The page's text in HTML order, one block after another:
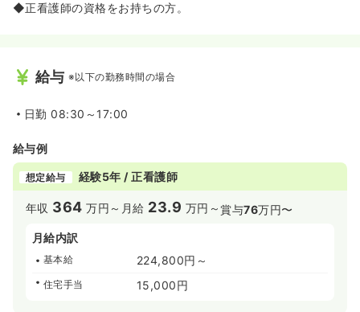
◆正看護師の資格をお持ちの方。
給与 ※以下の勤務時間の場合
日勤 08:30～17:00
給与例
想定給与 経験5年 / 正看護師
年収 364 万円～ 月給 23.9 万円～賞与76万円〜
月給内訳
基本給 224,800円～
住宅手当 15,000円